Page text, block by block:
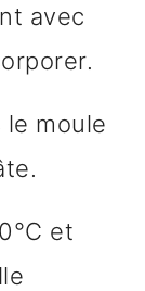
avec
le moule
et